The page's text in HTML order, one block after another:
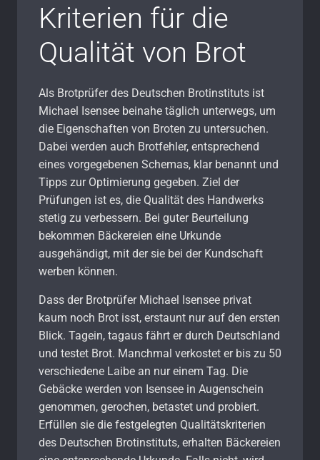
Kriterien für die
Qualität von Brot
Als Brotprüfer des Deutschen Brotinstituts ist
Michael Isensee beinahe täglich unterwegs, um
die Eigenschaften von Broten zu untersuchen.
Dabei werden auch Brotfehler, entsprechend
eines vorgegebenen Schemas, klar benannt und
Tipps zur Optimierung gegeben. Ziel der
Prüfungen ist es, die Qualität des Handwerks
stetig zu verbessern. Bei guter Beurteilung
bekommen Bäckereien eine Urkunde
ausgehändigt, mit der sie bei der Kundschaft
werben können.
Dass der Brotprüfer Michael Isensee privat
kaum noch Brot isst, erstaunt nur auf den ersten
Blick. Tagein, tagaus fährt er durch Deutschland
und testet Brot. Manchmal verkostet er bis zu 50
verschiedene Laibe an nur einem Tag. Die
Gebäcke werden von Isensee in Augenschein
genommen, gerochen, betastet und probiert.
Erfüllen sie die festgelegten Qualitätskriterien
des Deutschen Brotinstituts, erhalten Bäckereien